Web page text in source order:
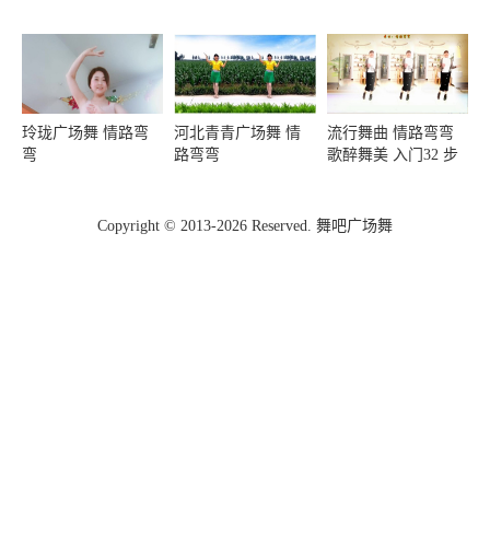
玲珑广场舞 情路弯
弯
河北青青广场舞 情
路弯弯
流行舞曲 情路弯弯
歌醉舞美 入门32 步
Copyright © 2013-2026 Reserved. 舞吧广场舞